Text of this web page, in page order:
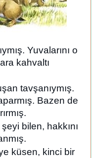
Yuvalarını o
kahvaltı
tavşanıymış.
Bazen de
bilen, hakkını
küsen, kinci bir